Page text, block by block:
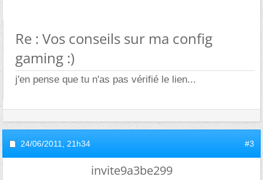
Re : Vos conseils sur ma config
gaming :)
j'en pense que tu n'as pas vérifié le lien...
24/06/2011, 21h34 #3
invite9a3be299